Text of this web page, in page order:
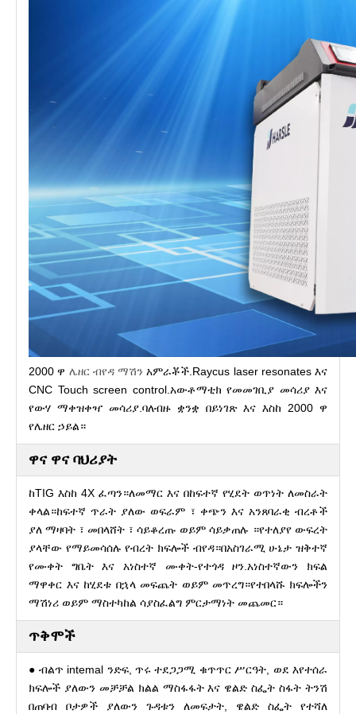
2000 ዋ ሌዘር ብየዳ ማሽን አምራቾች.Raycus laser resonates እና
CNC Touch screen control.አውቶማቲክ የመመገቢያ መሳሪያ እና
የውሃ ማቀዝቀዣ መሳሪያ.ባለብዙ ቋንቋ በይነገጽ እና እስከ 2000 ዋ
የሌዘር ኃይል።
ዋና ዋና ባህሪያት
ከTIG እስከ 4X ፈጣን።ለመማር እና በከፍተኛ የሂደት ወጥነት ለመስራት
ቀላል።ከፍተኛ ጥራት ያለው ወፍራም ፣ ቀጭን እና አንጸባራቂ ብረቶች
ያለ ማዛባት ፣ መበላሸት ፣ ሳይቆረጡ ወይም ሳይቃጠሉ ።የተለያየ ውፍረት
ያላቸው የማይመሳሰሉ የብረት ክፍሎች ብየዳ።በአስገራሚ ሁኔታ ዝቅተኛ
የሙቀት ግቤት እና አነስተኛ ሙቀት-የተጎዳ ዞን.አነስተኛውን ክፍል
ማዋቀር እና ከሂደቱ በኋላ መፍጨት ወይም መጥረግ።የተበላሹ ክፍሎችን
ማሽነሪ ወይም ማስተካከል ሳያስፈልግ ምርታማነት መጨመር።
ጥቅሞች
● ብልጥ intemal ንድፍ, ጥሩ ተደጋጋሚ ቁጥጥር ሥርዓት, ወደ እየተሰራ
ክፍሎች ያለውን መቻቻል ክልል ማስፋፋት እና ዌልድ ስፌት ስፋት ትንሽ
በጠባብ ቦታዎች ያለውን ጉዳቱን ለመፍታት, ዌልድ ስፌት የተሻለ